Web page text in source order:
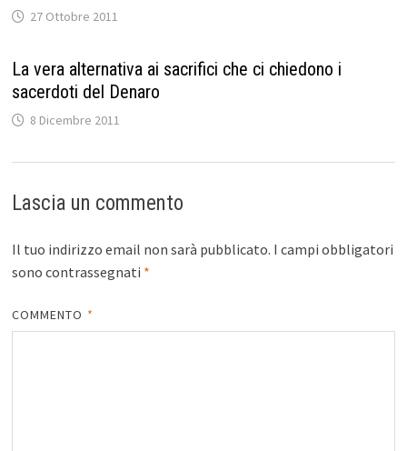
27 Ottobre 2011
La vera alternativa ai sacrifici che ci chiedono i
sacerdoti del Denaro
8 Dicembre 2011
Lascia un commento
Il tuo indirizzo email non sarà pubblicato. I campi obbligatori
sono contrassegnati *
COMMENTO *